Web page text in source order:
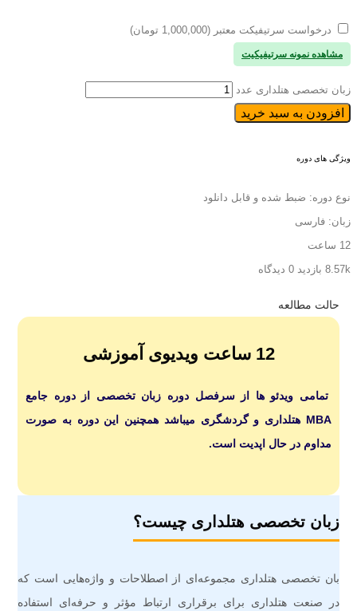
درخواست سرتیفیکت معتبر (1,000,000 تومان)
مشاهده نمونه سرتیفیکیت
زبان تخصصی هتلداری عدد
افزودن به سبد خرید
ویژگی های دوره
نوع دوره: ضبط شده و قابل دانلود
زبان: فارسی
12 ساعت
8.57k بازدید
حالت مطالعه
12 ساعت ویدیوی آموزشی
تمامی ویدئو ها از سرفصل دوره زبان تخصصی از دوره جامع
MBA هتلداری و گردشگری میباشد همچنین این دوره به صورت
مداوم در حال اپدیت است.
زبان تخصصی هتلداری چیست؟
بان تخصصی هتلداری مجموعه‌ای از اصطلاحات و واژه‌هایی است که
در صنعت هتلداری برای برقراری ارتباط مؤثر و حرفه‌ای استفاده